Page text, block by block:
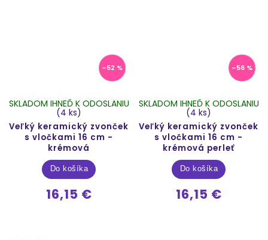
–52 %
Veľký keramický zvonček
s vločkami 16 cm -
krémová
SKLADOM IHNEĎ K ODOSLANIU
(4 ks)
16,15 €
Do košíka
–56 %
Veľký keramický zvonček
s vločkami 16 cm -
krémová perleť
SKLADOM IHNEĎ K ODOSLANIU
(4 ks)
16,15 €
Do košíka